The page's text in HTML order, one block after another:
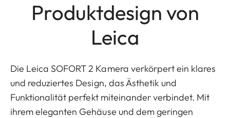
Produktdesign von
Leica
Die Leica SOFORT 2 Kamera verkörpert ein klares
und reduziertes Design, das Ästhetik und
Funktionalität perfekt miteinander verbindet. Mit
ihrem eleganten Gehäuse und dem geringen